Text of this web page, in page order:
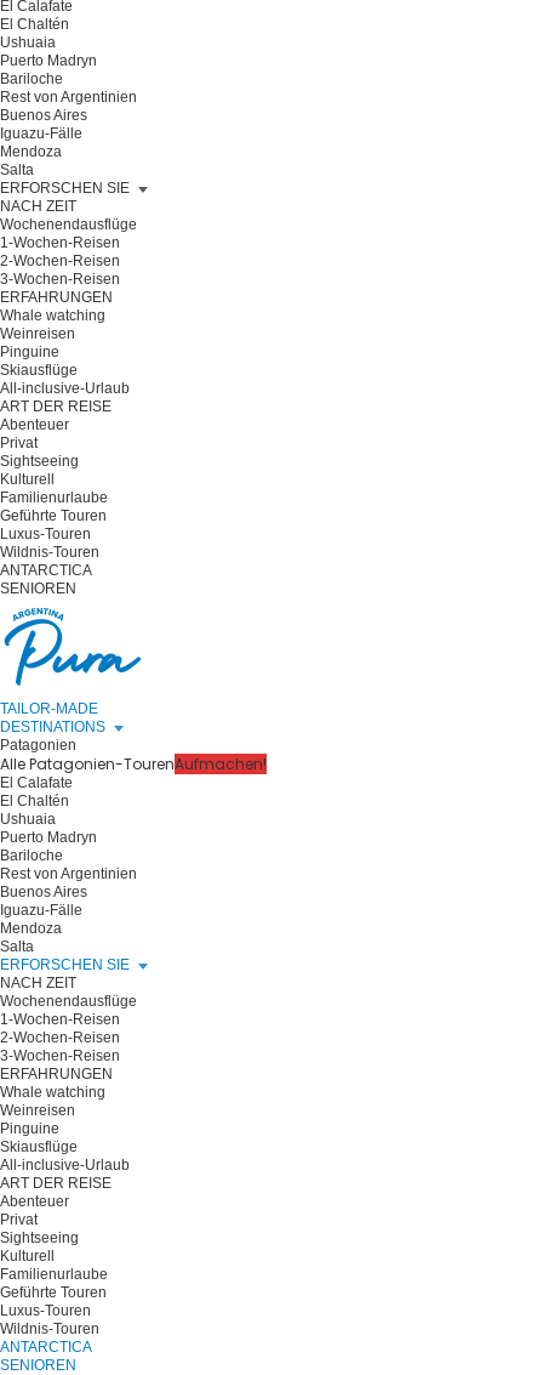
El Calafate
El Chaltén
Ushuaia
Puerto Madryn
Bariloche
Rest von Argentinien
Buenos Aires
Iguazu-Fälle
Mendoza
Salta
ERFORSCHEN SIE
NACH ZEIT
Wochenendausflüge
1-Wochen-Reisen
2-Wochen-Reisen
3-Wochen-Reisen
ERFAHRUNGEN
Whale watching
Weinreisen
Pinguine
Skiausflüge
All-inclusive-Urlaub
ART DER REISE
Abenteuer
Privat
Sightseeing
Kulturell
Familienurlaube
Geführte Touren
Luxus-Touren
Wildnis-Touren
ANTARCTICA
SENIOREN
TAILOR-MADE
DESTINATIONS
Patagonien
Alle Patagonien-TourenAufmachen!
El Calafate
El Chaltén
Ushuaia
Puerto Madryn
Bariloche
Rest von Argentinien
Buenos Aires
Iguazu-Fälle
Mendoza
Salta
ERFORSCHEN SIE
NACH ZEIT
Wochenendausflüge
1-Wochen-Reisen
2-Wochen-Reisen
3-Wochen-Reisen
ERFAHRUNGEN
Whale watching
Weinreisen
Pinguine
Skiausflüge
All-inclusive-Urlaub
ART DER REISE
Abenteuer
Privat
Sightseeing
Kulturell
Familienurlaube
Geführte Touren
Luxus-Touren
Wildnis-Touren
ANTARCTICA
SENIOREN